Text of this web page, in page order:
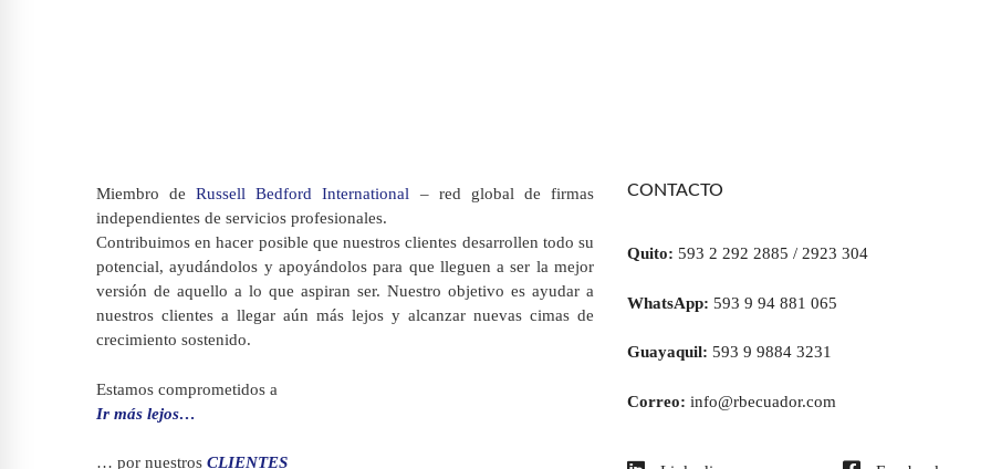
Miembro deRussell Bedford International – red global de firmas
independientes de servicios profesionales.
Contribuimos en hacer posible que nuestros clientes desarrollen todo su
potencial, ayudándolos y apoyándolos para que lleguen a ser la mejor
versión de aquello a lo que aspiran ser. Nuestro objetivo es ayudar a
nuestros clientes a llegar aún más lejos y alcanzar nuevas cimas de
crecimiento sostenido.
Estamos comprometidos a
Ir más lejos…
… por nuestros CLIENTES
CONTACTO
Quito: 593 2 292 2885 / 2923 304
WhatsApp: 593 9 94 881 065
Guayaquil: 593 9 9884 3231
Correo: info@rbecuador.com